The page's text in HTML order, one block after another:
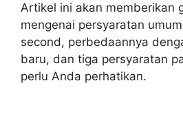
Artikel ini akan memberikan
mengenai persyaratan
second, perbedaannya
baru, dan tiga persyaratan
perlu Anda perhatikan.